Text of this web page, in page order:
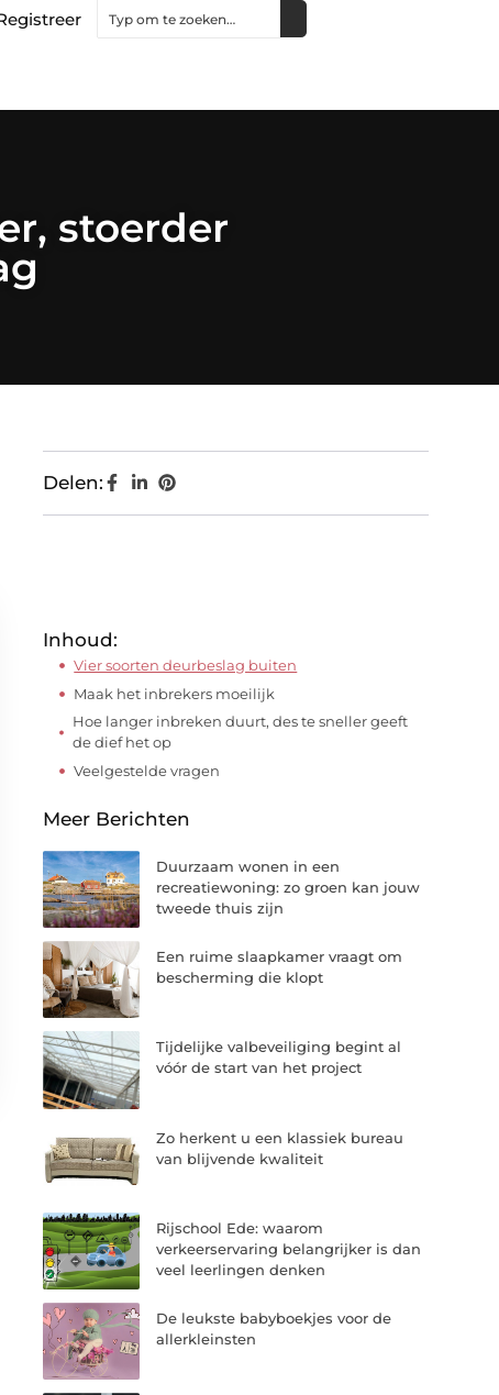
stoerder
Delen:
Inhoud:
Vier soorten deurbeslag buiten
Maak het inbrekers moeilijk
Hoe langer inbreken duurt, des te sneller geeft
de dief het op
Veelgestelde vragen
Meer Berichten
Duurzaam wonen in een
recreatiewoning: zo groen kan jouw
tweede thuis zijn
Een ruime slaapkamer vraagt om
bescherming die klopt
Tijdelijke valbeveiliging begint al
vóór de start van het project
Zo herkent u een klassiek bureau
van blijvende kwaliteit
Rijschool Ede: waarom
verkeerservaring belangrijker is dan
veel leerlingen denken
De leukste babyboekjes voor de
allerkleinsten